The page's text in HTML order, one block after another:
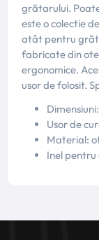
grătarului.
este o colectie
atât pentru
fabricate din
ergonomice.
usor de folosit.
Usor de
Material:
Inel